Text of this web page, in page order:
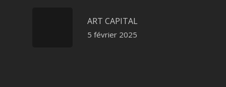
ART CAPITAL
5 février 2025